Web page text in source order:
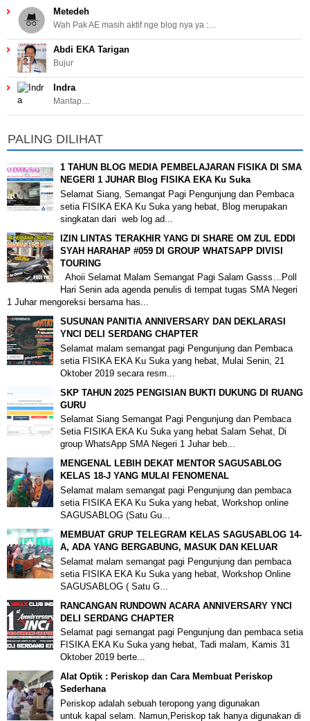
Metedeh
Wah Pak AE masih aktif nge blog nya ya :…
Abdi EKA Tarigan
Bujur
Indra
Mantap....
PALING DILIHAT
1 TAHUN BLOG MEDIA PEMBELAJARAN FISIKA DI SMA
NEGERI 1 JUHAR Blog FISIKA EKA Ku Suka
Selamat Siang, Semangat Pagi Pengunjung dan Pembaca
setia FISIKA EKA Ku Suka yang hebat, Blog merupakan
singkatan dari web log ad...
IZIN LINTAS TERAKHIR YANG DI SHARE OM ZUL EDDI
SYAH HARAHAP #059 DI GROUP WHATSAPP DIVISI
TOURING
Ahoii Selamat Malam Semangat Pagi Salam Gasss…Poll
Hari Senin ada agenda penulis di tempat tugas SMA Negeri
1 Juhar mengoreksi bersama has...
SUSUNAN PANITIA ANNIVERSARY DAN DEKLARASI
YNCI DELI SERDANG CHAPTER
Selamat malam semangat pagi Pengunjung dan Pembaca
setia FISIKA EKA Ku Suka yang hebat, Mulai Senin, 21
Oktober 2019 secara resm...
SKP TAHUN 2025 PENGISIAN BUKTI DUKUNG DI RUANG
GURU
Selamat Siang Semangat Pagi Pengunjung dan Pembaca
Setia FISIKA EKA Ku Suka yang hebat Salam Sehat, Di
group WhatsApp SMA Negeri 1 Juhar beb...
MENGENAL LEBIH DEKAT MENTOR SAGUSABLOG
KELAS 18-J YANG MULAI FENOMENAL
Selamat malam semangat pagi Pengunjung dan pembaca
setia FISIKA EKA Ku Suka yang hebat, Workshop online
SAGUSABLOG (Satu Gu...
MEMBUAT GRUP TELEGRAM KELAS SAGUSABLOG 14-
A, ADA YANG BERGABUNG, MASUK DAN KELUAR
Selamat malam semangat pagi Pengunjung dan pembaca
setia FISIKA EKA Ku Suka yang hebat, Workshop Online
SAGUSABLOG ( Satu G...
RANCANGAN RUNDOWN ACARA ANNIVERSARY YNCI
DELI SERDANG CHAPTER
Selamat pagi semangat pagi Pengunjung dan pembaca setia
FISIKA EKA Ku Suka yang hebat, Tadi malam, Kamis 31
Oktober 2019 berte...
Alat Optik : Periskop dan Cara Membuat Periskop
Sederhana
Periskop adalah sebuah teropong yang digunakan
untuk kapal selam. Namun,Periskop tak hanya digunakan di